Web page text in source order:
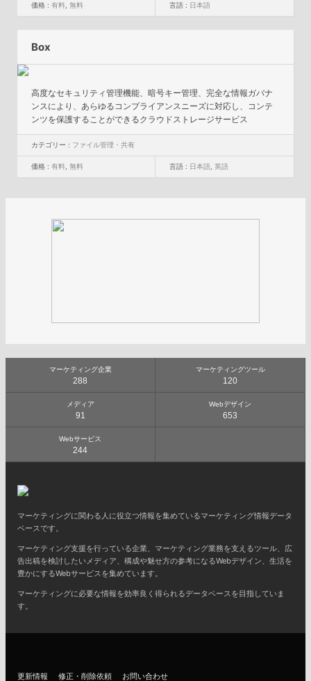
価格 :有料 ,無料 言語 : 日本語
Box
高度なセキュリティ管理機能、暗号キー管理、完全な情報ガバナ
ンスにより、あらゆるコンプライアンスニーズに対応し、コンテ
ンツを保護することができるクラウドストレージサービス
カテゴリー : ファイル管理・共有
価格 :有料 ,無料 言語 : 日本語 英語
マーケティング企業
288
マーケティングツール
120
メディア
91
Webデザイン
653
Webサービス
244
マーケティングに関わる人に役立つ情報を集めているマーケティング情報データ
ベースです。
マーケティング支援を行っている企業、マーケティング業務を支えるツール、広
告出稿を検討したいメディア、構成や魅せ方の参考になるWebデザイン、生活を
豊かにするWebサービスを集めています。
マーケティングに必要な情報を効率良く得られるデータベースを目指していま
す。
更新情報 修正・削除依頼 お問い合わせ